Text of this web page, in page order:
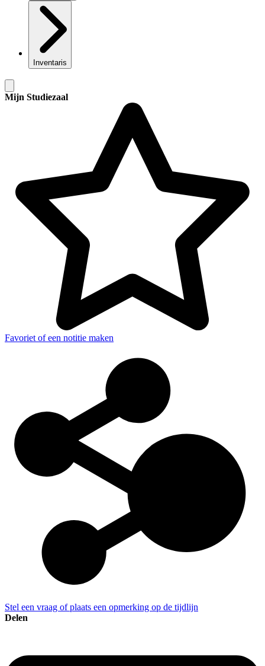
Inventaris
Mijn Studiezaal
Favoriet of een notitie maken
Stel een vraag of plaats een opmerking op de tijdlijn
Delen